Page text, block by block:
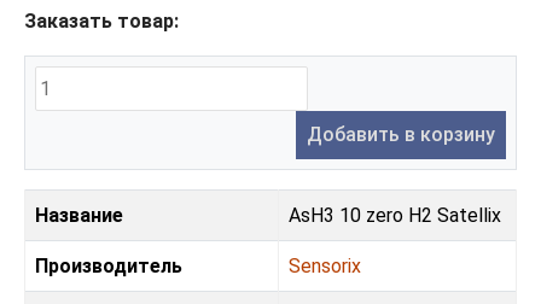
Заказать товар:
Добавить в корзину
Название AsH3 10 zero H2 Satellix
Производитель Sensorix